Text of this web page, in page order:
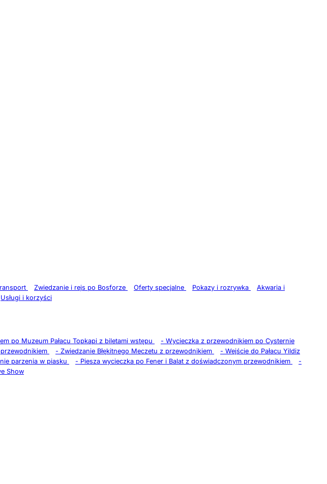
Zwiedzanie i rejs po Bosforze Oferty specjalne Pokazy i rozrywka
Akwaria i
Usługi i korzyści
po Muzeum Pałacu Topkapi z biletami wstępu - Wycieczka z przewodnikiem po Cysternie
- Zwiedzanie Błękitnego Meczetu z przewodnikiem - Wejście do Pałacu Yildiz
parzenia w piasku - Piesza wycieczka po Fener i Balat z doświadczonym przewodnikiem
-
Show